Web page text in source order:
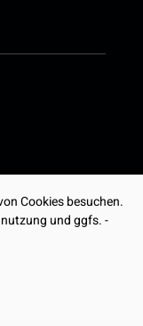
Cookies besuchen.
und ggfs. -